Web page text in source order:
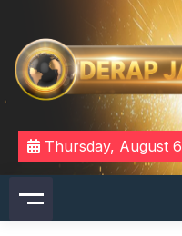
content
DERAPJAMBI
Thursday, August 6